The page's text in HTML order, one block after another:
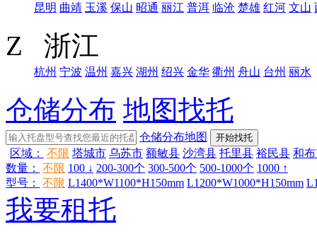
昆明 曲靖 玉溪 保山 昭通 丽江 普洱 临沧 楚雄 红河 文山
Z 浙江
杭州 宁波 温州 嘉兴 湖州 绍兴 金华 衢州 舟山 台州 丽水
仓储分布 地图找托
仓储分布地图 开始找托
区域： 不限 塔城市 乌苏市 额敏县 沙湾县 托里县 裕民县 和
数量：
不限 100 ↓ 200-300个 300-500个 500-1000个 1000 ↑
型号：
不限 L1400*W1100*H150mm L1200*W1000*H150mm
我要租托